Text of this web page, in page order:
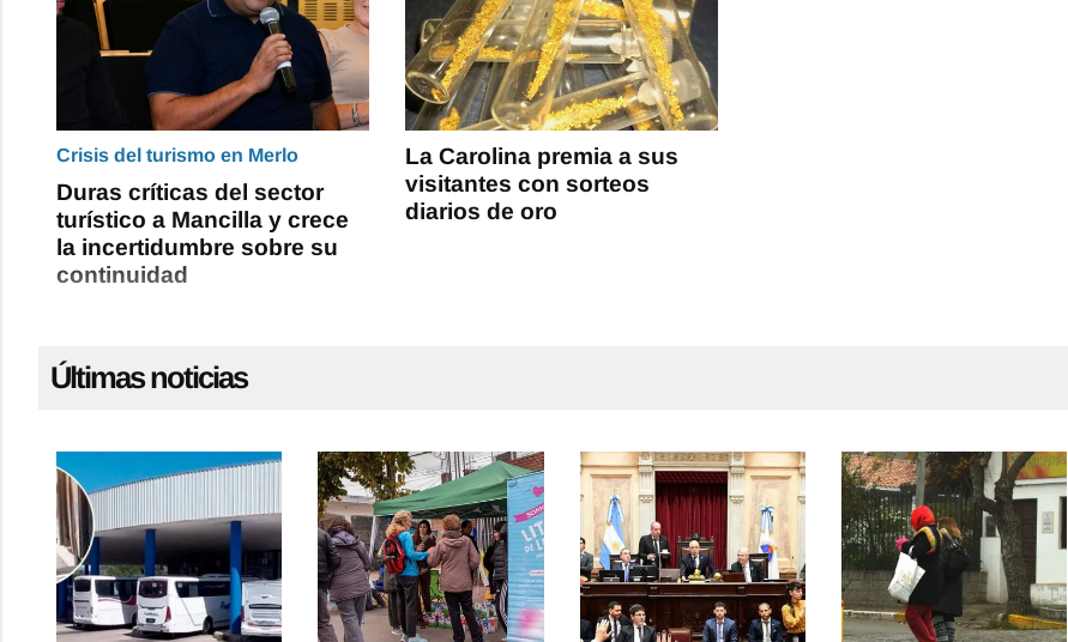
Crisis del turismo en Merlo
Duras críticas del sector
turístico a Mancilla y crece
la incertidumbre sobre su
continuidad
La Carolina premia a sus
visitantes con sorteos
diarios de oro
Últimas noticias